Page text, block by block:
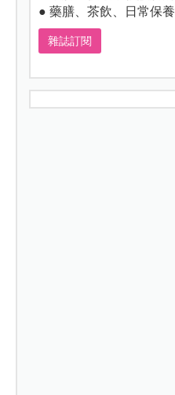
● 藥膳、茶飲、日常保
雜誌訂閱